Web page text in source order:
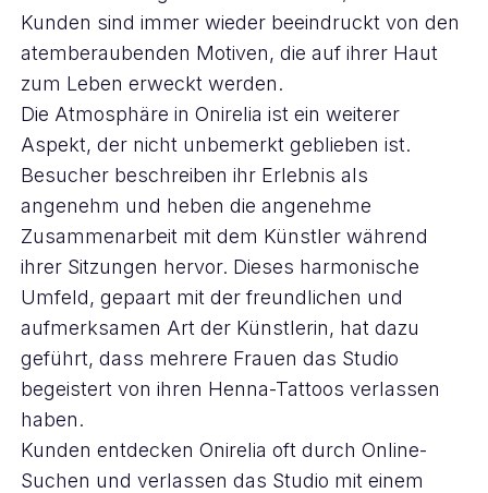
Kunden sind immer wieder beeindruckt von den
atemberaubenden Motiven, die auf ihrer Haut
zum Leben erweckt werden.
Die Atmosphäre in Onirelia ist ein weiterer
Aspekt, der nicht unbemerkt geblieben ist.
Besucher beschreiben ihr Erlebnis als
angenehm und heben die angenehme
Zusammenarbeit mit dem Künstler während
ihrer Sitzungen hervor. Dieses harmonische
Umfeld, gepaart mit der freundlichen und
aufmerksamen Art der Künstlerin, hat dazu
geführt, dass mehrere Frauen das Studio
begeistert von ihren Henna-Tattoos verlassen
haben.
Kunden entdecken Onirelia oft durch Online-
Suchen und verlassen das Studio mit einem